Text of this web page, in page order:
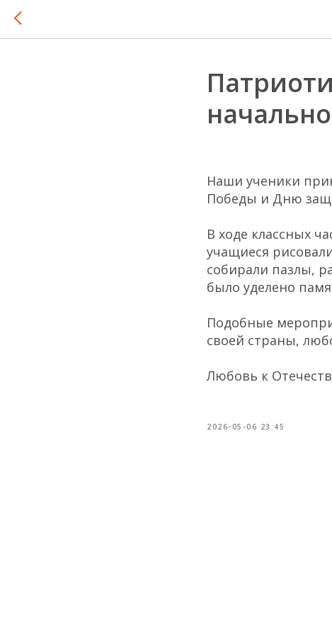
Наши ученики
Победы и Дню
В ходе классных
учащиеся
собирали пазлы,
было уделено
Подобные
своей страны,
Любовь к
2026-05-06 23:45